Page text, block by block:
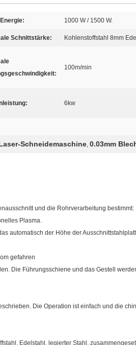
1000 W / 1500 W.
Schnittstärke: Kohlenstoffstahl 8mm
100m/min
6kw
Schneidemaschine, 0.03mm
und die Rohrverarbeitung bestimmt:
Plasma.
automatisch der Höhe der
gefahren
Die Führungsschiene und das Gestell
Die Operation ist einfach und die
Edelstahl, legierter Stahl,